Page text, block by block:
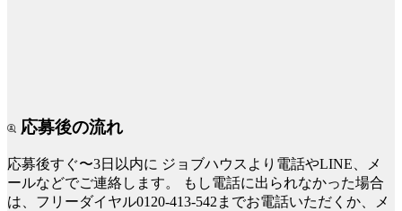
応募後の流れ
応募後すぐ〜3日以内に ジョブハウスより電話やLINE、メ
ールなどでご連絡します。
もし電話に出られなかった場合
は、フリーダイヤル0120-413-542までお電話いただくか、メ